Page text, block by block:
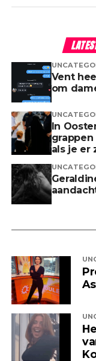
Vent
om
In
als je er